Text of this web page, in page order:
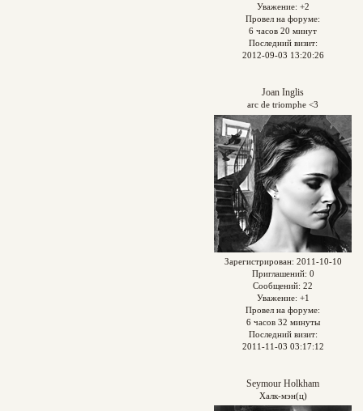
Уважение: +2
Провел на форуме:
6 часов 20 минут
Последний визит:
2012-09-03 13:20:26
Joan Inglis
arc de triomphe <3
Зарегистрирован: 2011-10-10
Приглашений: 0
Сообщений: 22
Уважение: +1
Провел на форуме:
6 часов 32 минуты
Последний визит:
2011-11-03 03:17:12
Seymour Holkham
Халк-мэн(ц)